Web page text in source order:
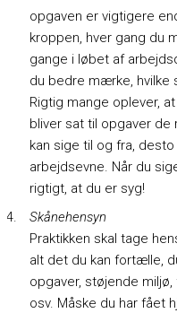
opgaven er vigtigere
kroppen, hver gang du
gange i løbet af
du bedre mærke,
Rigtig mange oplever,
bliver sat til opgaver de
kan sige til og fra,
arbejdsevne. Når du
rigtigt, at du er syg!
Skånehensyn
Praktikken skal tage
alt det du kan fortælle,
opgaver, støjende
osv. Måske du har fået